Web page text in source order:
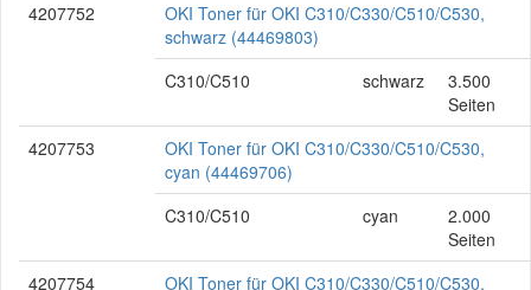
4207752
OKI Toner für OKI C310/C330/C510/C530,
schwarz (44469803)
C310/C510
schwarz
3.500
Seiten
4207753
OKI Toner für OKI C310/C330/C510/C530,
cyan (44469706)
C310/C510
cyan
2.000
Seiten
4207754
OKI Toner für OKI C310/C330/C510/C530,